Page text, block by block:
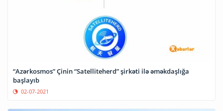
“Azərkosmos” Çinin “Satelliteherd” şirkəti ilə əməkdaşlığa
başlayıb
02-07-2021